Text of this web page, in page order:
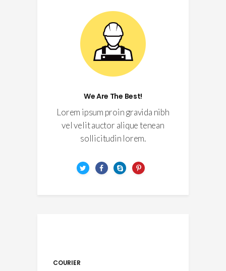
We Are The Best!
Lorem ipsum proin gravida nibh
vel velit auctor alique tenean
sollicitudin lorem.
COURIER